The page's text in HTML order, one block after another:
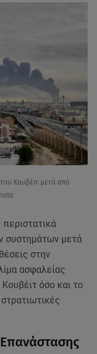
Κουβέιτ μετά από
συστημάτων μετά
στην
ασφαλείας
όσο και το